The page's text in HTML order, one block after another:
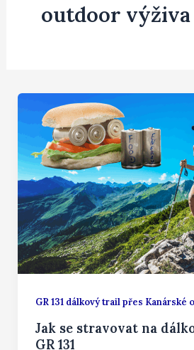
outdoor výživa
GR 131 dálkový trail přes Kanárské
Jak se stravovat na
GR 131